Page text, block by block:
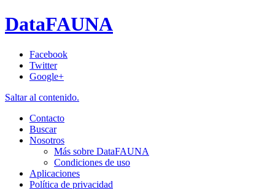
DataFAUNA
Facebook
Twitter
Google+
Saltar al contenido.
Contacto
Buscar
Nosotros
Más sobre DataFAUNA
Condiciones de uso
Aplicaciones
Política de privacidad